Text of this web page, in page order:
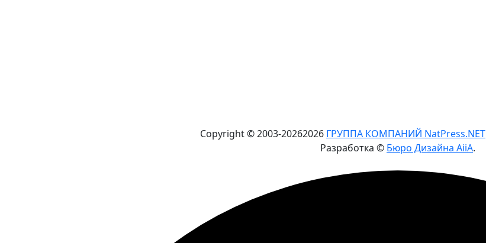
Copyright © 2003-20262026 ГРУППА КОМПАНИЙ NatPress.NET
Разработка © Бюро Дизайна AiiA.